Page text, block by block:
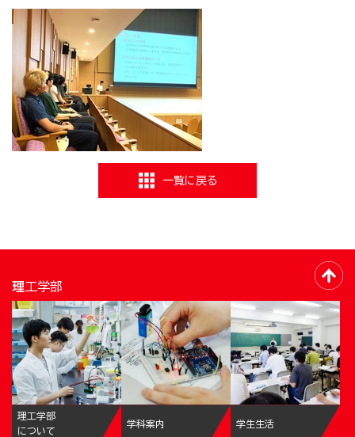
一覧に戻る
理工学部
理工学部
について
学科案内 学生生活